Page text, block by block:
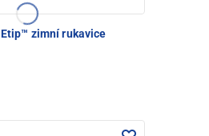
Etip™ zimní rukavice